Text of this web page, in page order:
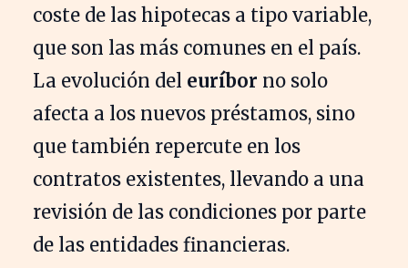
coste de las hipotecas a tipo variable,
que son las más comunes en el país.
La evolución del euríbor no solo
afecta a los nuevos préstamos, sino
que también repercute en los
contratos existentes, llevando a una
revisión de las condiciones por parte
de las entidades financieras.